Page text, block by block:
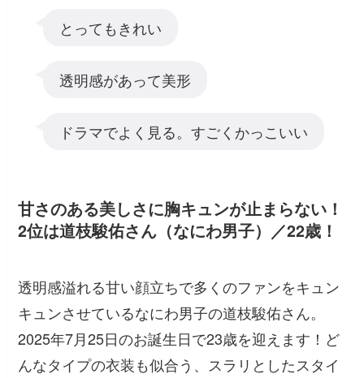
とってもきれい
透明感があって美形
ドラマでよく見る。すごくかっこいい
甘さのある美しさに胸キュンが止まらない！
2位は道枝駿佑さん（なにわ男子）／22歳！
透明感溢れる甘い顔立ちで多くのファンをキュン
キュンさせているなにわ男子の道枝駿佑さん。
2025年7月25日のお誕生日で23歳を迎えます！ど
んなタイプの衣装も似合う、スラリとしたスタイ